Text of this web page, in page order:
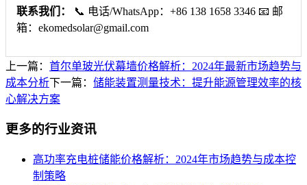
联系我们：
📞 电话/WhatsApp：+86 138 1658 3346 📧 邮
箱： ekomedsolar@gmail.com
上一篇： 首尔单玻光伏幕墙价格解析：2024年最新市场趋势与
成本分析下一篇： 储能装置测量技术：提升能源管理效率的核
心解决方案
更多的行业资讯
高功率充电桩储能价格解析：2024年市场趋势与成本控
制策略